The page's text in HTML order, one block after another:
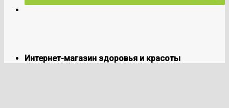
Интернет-магазин здоровья и красоты